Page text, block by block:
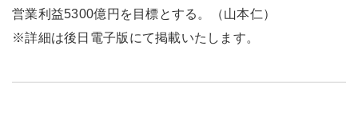
営業利益5300億円を目標とする。（山本仁）
※詳細は後日電子版にて掲載いたします。